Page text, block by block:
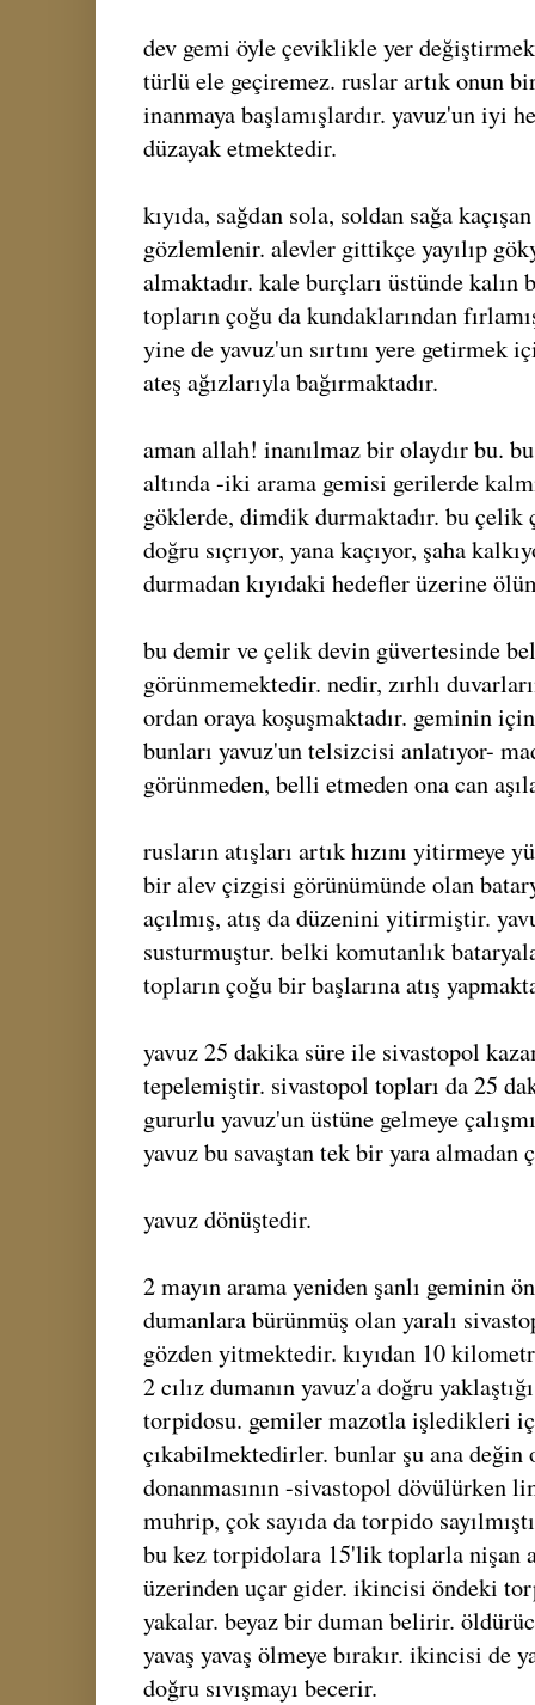
dev gemi öyle çeviklikle yer
türlü ele geçiremez. ruslar artık onun
inanmaya başlamışlardır. yavuz'un iyi
düzayak etmektedir.
kıyıda, sağdan sola, soldan sağa
gözlemlenir. alevler gittikçe yayılıp
almaktadır. kale burçları üstünde
topların çoğu da kundaklarından
yine de yavuz'un sırtını yere getirmek
ateş ağızlarıyla bağırmaktadır.
aman allah! inanılmaz bir olaydır bu.
altında -iki arama gemisi gerilerde
göklerde, dimdik durmaktadır. bu çelik
doğru sıçrıyor, yana kaçıyor, şaha
durmadan kıyıdaki hedefler üzerine
bu demir ve çelik devin güvertesinde
görünmemektedir. nedir, zırhlı
ordan oraya koşuşmaktadır. geminin
bunları yavuz'un telsizcisi anlatıyor-
görünmeden, belli etmeden ona can
rusların atışları artık hızını yitirmeye
bir alev çizgisi görünümünde olan
açılmış, atış da düzenini yitirmiştir.
susturmuştur. belki komutanlık
topların çoğu bir başlarına atış
yavuz 25 dakika süre ile sivastopol
tepelemiştir. sivastopol topları da 25
gururlu yavuz'un üstüne gelmeye
yavuz bu savaştan tek bir yara almadan
yavuz dönüştedir.
2 mayın arama yeniden şanlı geminin
dumanlara bürünmüş olan yaralı
gözden yitmektedir. kıyıdan 10
2 cılız dumanın yavuz'a doğru
torpidosu. gemiler mazotla işledikleri
çıkabilmektedirler. bunlar şu ana değin
donanmasının -sivastopol dövülürken
muhrip, çok sayıda da torpido
bu kez torpidolara 15'lik toplarla nişan
üzerinden uçar gider. ikincisi öndeki
yakalar. beyaz bir duman belirir.
yavaş yavaş ölmeye bırakır. ikincisi de
doğru sıvışmayı becerir.